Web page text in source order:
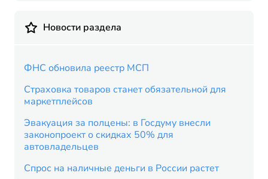
Новости раздела
ФНС обновила реестр МСП
Страховка товаров станет обязательной для
маркетплейсов
Эвакуация за полцены: в Госдуму внесли
законопроект о скидках 50% для
автовладельцев
Спрос на наличные деньги в России растет